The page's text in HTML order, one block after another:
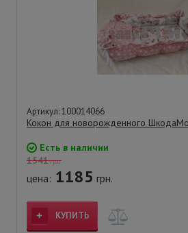
Артикул: 100014066
Кокон для новорожденного
Есть в наличии
1541грн.
цена: 1185 грн.
КУПИТЬ